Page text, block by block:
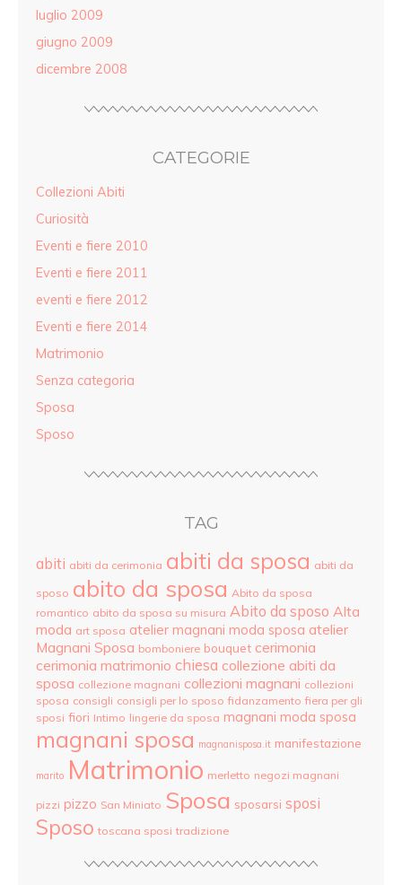
luglio 2009
giugno 2009
dicembre 2008
CATEGORIE
Collezioni Abiti
Curiosità
Eventi e fiere 2010
Eventi e fiere 2011
eventi e fiere 2012
Eventi e fiere 2014
Matrimonio
Senza categoria
Sposa
Sposo
TAG
abiti abiti da cerimonia abiti da sposa abiti da
sposo abito da sposa Abito da sposa
romantico abito da sposa su misura Abito da sposo Alta
moda art sposa atelier magnani moda sposa atelier
Magnani Sposa bomboniere bouquet cerimonia
cerimonia matrimonio chiesa collezione abiti da
sposa collezione magnani collezioni magnani collezioni
sposa consigli consigli per lo sposo fidanzamento fiera per gli
sposi fiori Intimo lingerie da sposa magnani moda sposa
magnani sposa magnanisposa.it manifestazione
marito Matrimonio merletto negozi magnani
pizzi pizzo San Miniato Sposa sposarsi sposi
Sposo toscana sposi tradizione